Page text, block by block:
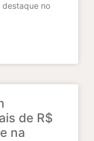
destaque no
de R$
na